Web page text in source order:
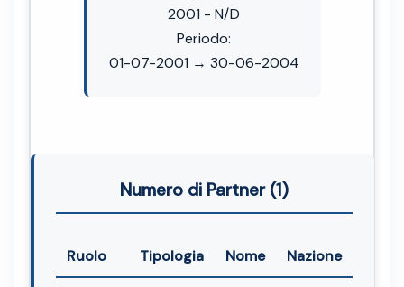
2001 - N/D
Periodo:
01-07-2001 → 30-06-2004
Numero di Partner (1)
Ruolo Tipologia Nome Nazione